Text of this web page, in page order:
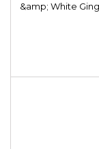
&amp; White